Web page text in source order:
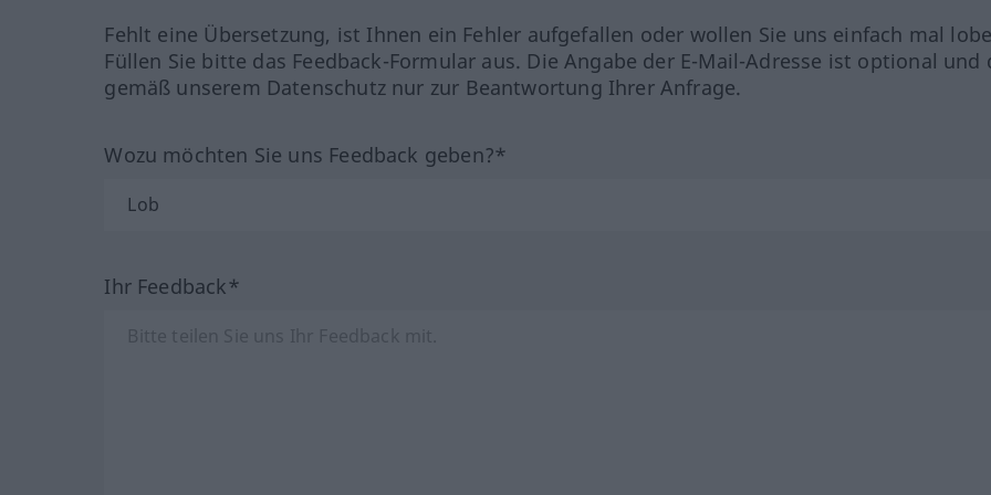
Fehlt eine Übersetzung, ist Ihnen ein Fehler aufgefallen oder wollen Sie uns einfach mal
Füllen Sie bitte das Feedback-Formular aus. Die Angabe der E-Mail-Adresse ist optional und
gemäß unserem Datenschutz nur zur Beantwortung Ihrer Anfrage.
Wozu möchten Sie uns Feedback geben?*
Ihr Feedback*